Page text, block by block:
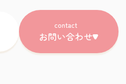
contact
お問い合わせ